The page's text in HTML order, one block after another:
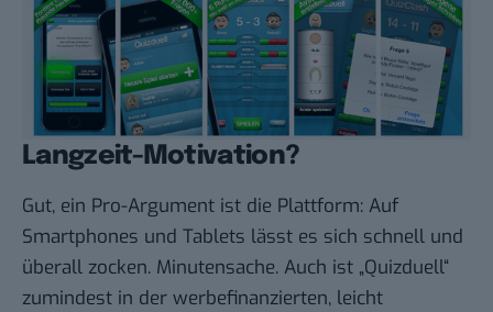
Langzeit-Motivation?
Gut, ein Pro-Argument ist die Plattform: Auf
Smartphones und Tablets lässt es sich schnell und
überall zocken. Minutensache. Auch ist „Quizduell“
zumindest in der werbefinanzierten, leicht